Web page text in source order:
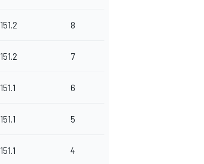
151.2 8
151.2 7
151.1 6
151.1 5
151.1 4